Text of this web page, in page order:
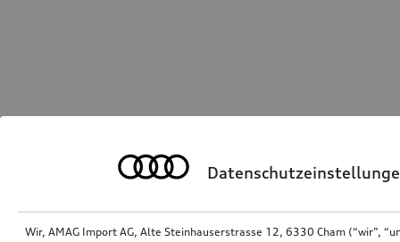
Wir, AMAG Import AG, Alte Steinhauserstrasse 12, 6330 Cham (“wir”,